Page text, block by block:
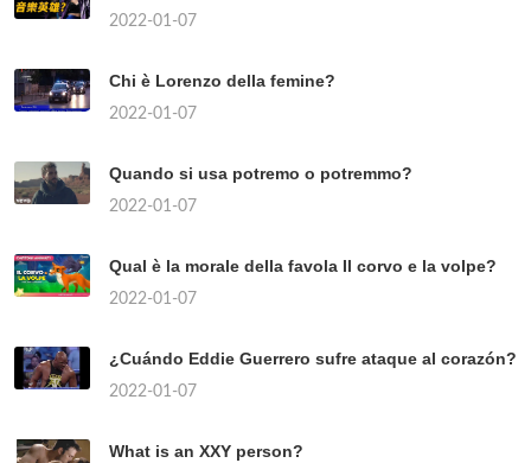
2022-01-07
Chi è Lorenzo della femine?
2022-01-07
Quando si usa potremo o potremmo?
2022-01-07
Qual è la morale della favola Il corvo e la volpe?
2022-01-07
¿Cuándo Eddie Guerrero sufre ataque al corazón?
2022-01-07
What is an XXY person?